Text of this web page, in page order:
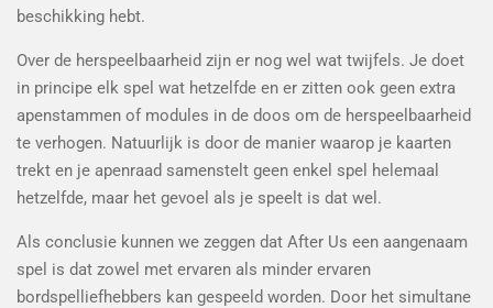
beschikking hebt.
Over de herspeelbaarheid zijn er nog wel wat twijfels. Je doet
in principe elk spel wat hetzelfde en er zitten ook geen extra
apenstammen of modules in de doos om de herspeelbaarheid
te verhogen. Natuurlijk is door de manier waarop je kaarten
trekt en je apenraad samenstelt geen enkel spel helemaal
hetzelfde, maar het gevoel als je speelt is dat wel.
Als conclusie kunnen we zeggen dat After Us een aangenaam
spel is dat zowel met ervaren als minder ervaren
bordspelliefhebbers kan gespeeld worden. Door het simultane